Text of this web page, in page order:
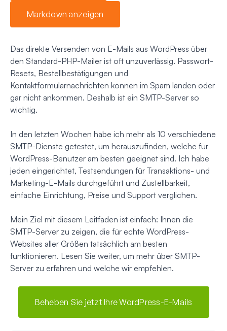
Markdown anzeigen
Das direkte Versenden von E-Mails aus WordPress über
den Standard-PHP-Mailer ist oft unzuverlässig. Passwort-
Resets, Bestellbestätigungen und
Kontaktformularnachrichten können im Spam landen oder
gar nicht ankommen. Deshalb ist ein SMTP-Server so
wichtig.
In den letzten Wochen habe ich mehr als 10 verschiedene
SMTP-Dienste getestet, um herauszufinden, welche für
WordPress-Benutzer am besten geeignet sind. Ich habe
jeden eingerichtet, Testsendungen für Transaktions- und
Marketing-E-Mails durchgeführt und Zustellbarkeit,
einfache Einrichtung, Preise und Support verglichen.
Mein Ziel mit diesem Leitfaden ist einfach: Ihnen die
SMTP-Server zu zeigen, die für echte WordPress-
Websites aller Größen tatsächlich am besten
funktionieren. Lesen Sie weiter, um mehr über SMTP-
Server zu erfahren und welche wir empfehlen.
Beheben Sie jetzt Ihre WordPress-E-Mails